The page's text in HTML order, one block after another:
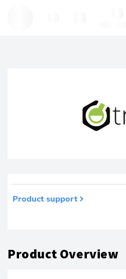
Product support
Product Overview